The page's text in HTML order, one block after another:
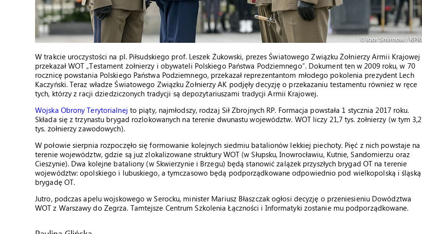
W trakcie uroczystości na pl. Piłsudskiego prof. Leszek Żukowski, prezes Światowego Związku Żołnierzy Armii Krajowej
przekazał WOT „Testament żołnierzy i obywateli Polskiego Państwa Podziemnego”. Dokument ten w 2009 roku, w 70
rocznicę powstania Polskiego Państwa Podziemnego, przekazał reprezentantom młodego pokolenia prezydent Lech
Kaczyński. Teraz władze Światowego Związku Żołnierzy AK podjęły decyzję o przekazaniu testamentu również w ręce
tych, którzy z racji dziedziczonych tradycji są depozytariuszami tradycji Armii Krajowej.
Wojska Obrony Terytorialnej to piąty, najmłodszy, rodzaj Sił Zbrojnych RP. Formacja powstała 1 stycznia 2017 roku.
Składa się z trzynastu brygad rozlokowanych na terenie dwunastu województw. WOT liczy 21,7 tys. żołnierzy (w tym 3,2
tys. żołnierzy zawodowych).
W połowie sierpnia rozpoczęło się formowanie kolejnych siedmiu batalionów lekkiej piechoty. Pięć z nich powstaje na
terenie województw, gdzie są już zlokalizowane struktury WOT (w Słupsku, Inowrocławiu, Kutnie, Sandomierzu oraz
Cieszynie). Dwa kolejne bataliony (w Skwierzynie i Brzegu) będą stanowić zalążek przyszłych brygad OT na terenie
województw: opolskiego i lubuskiego, a tymczasowo będą podporządkowane odpowiednio pod wielkopolską i śląską
brygadę OT.
Jutro, podczas apelu wojskowego w Serocku, minister Mariusz Błaszczak ogłosi decyzję o przeniesieniu Dowództwa
WOT z Warszawy do Zegrza. Tamtejsze Centrum Szkolenia Łączności i Informatyki zostanie mu podporządkowane.